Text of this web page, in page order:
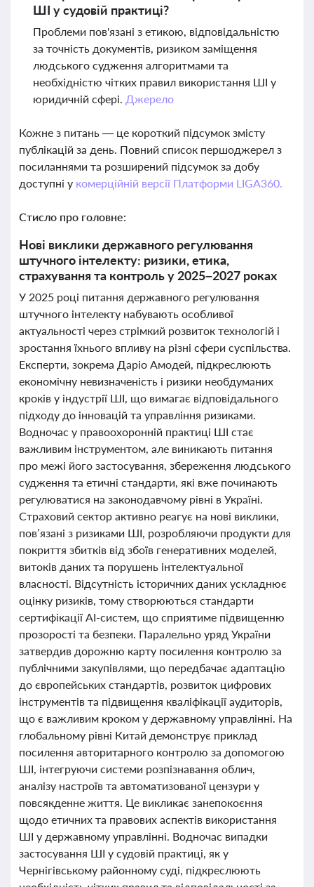
ШІ у судовій практиці?
Проблеми пов'язані з етикою, відповідальністю
за точність документів, ризиком заміщення
людського судження алгоритмами та
необхідністю чітких правил використання ШІ у
юридичній сфері. Джерело
Кожне з питань — це короткий підсумок змісту
публікацій за день. Повний список першоджерел з
посиланнями та розширений підсумок за добу
доступні у комерційній версії Платформи LIGA360.
Стисло про головне:
Нові виклики державного регулювання
штучного інтелекту: ризики, етика,
страхування та контроль у 2025–2027 роках
У 2025 році питання державного регулювання
штучного інтелекту набувають особливої
актуальності через стрімкий розвиток технологій і
зростання їхнього впливу на різні сфери суспільства.
Експерти, зокрема Даріо Амодей, підкреслюють
економічну невизначеність і ризики необдуманих
кроків у індустрії ШІ, що вимагає відповідального
підходу до інновацій та управління ризиками.
Водночас у правоохоронній практиці ШІ стає
важливим інструментом, але виникають питання
про межі його застосування, збереження людського
судження та етичні стандарти, які вже починають
регулюватися на законодавчому рівні в Україні.
Страховий сектор активно реагує на нові виклики,
пов’язані з ризиками ШІ, розробляючи продукти для
покриття збитків від збоїв генеративних моделей,
витоків даних та порушень інтелектуальної
власності. Відсутність історичних даних ускладнює
оцінку ризиків, тому створюються стандарти
сертифікації AI-систем, що сприятиме підвищенню
прозорості та безпеки. Паралельно уряд України
затвердив дорожню карту посилення контролю за
публічними закупівлями, що передбачає адаптацію
до європейських стандартів, розвиток цифрових
інструментів та підвищення кваліфікації аудиторів,
що є важливим кроком у державному управлінні. На
глобальному рівні Китай демонструє приклад
посилення авторитарного контролю за допомогою
ШІ, інтегруючи системи розпізнавання облич,
аналізу настроїв та автоматизованої цензури у
повсякденне життя. Це викликає занепокоєння
щодо етичних та правових аспектів використання
ШІ у державному управлінні. Водночас випадки
застосування ШІ у судовій практиці, як у
Чернігівському районному суді, підкреслюють